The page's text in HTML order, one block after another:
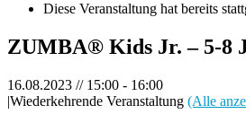
Diese Veranstaltung hat bereits
ZUMBA® Kids Jr. – 5-8
16.08.2023 // 15:00 - 16:00
|Wiederkehrende Veranstaltung (Alle